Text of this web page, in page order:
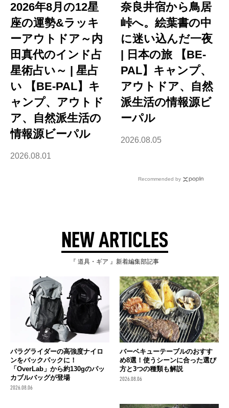
2026年8月の12星
座の運勢&ラッキ
ーアウトドア～内
田真代のインド占
星術占い～ | 星占
い 【BE-PAL】キ
ャンプ、アウトド
ア、自然派生活の
情報源ビーパル
2026.08.01
奈良井宿から鳥居
峠へ。絵葉書の中
に迷い込んだ一夜
| 日本の旅 【BE-
PAL】キャンプ、
アウトドア、自然
派生活の情報源ビ
ーパル
2026.08.05
Recommended by
NEW ARTICLES
『 道具・ギア 』新着編集部記事
パラグライダーの高強度ナイロ
ンをバックパックに！
「OverLab」から約130gのパッ
カブルバッグが登場
2026.08.06
バーベキューテーブルのおすす
め8選！使うシーンに合った選び
方と3つの種類も解説
2026.08.06